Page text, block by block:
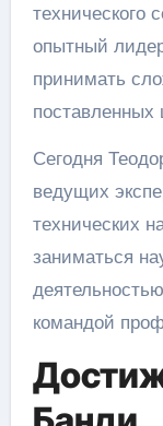
технического
опытный
принимать
поставленных
Сегодня
ведущих
технических
заниматься
командой